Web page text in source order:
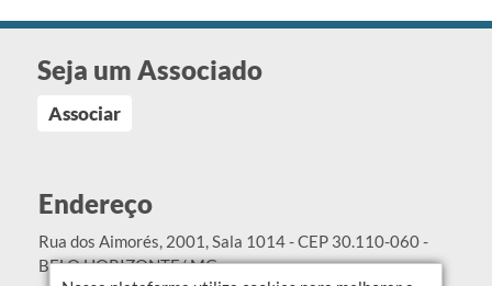
Seja um Associado
Associar
Endereço
Rua dos Aimorés, 2001, Sala 1014 - CEP 30.110-060 -
BELO HORIZONTE/ MG